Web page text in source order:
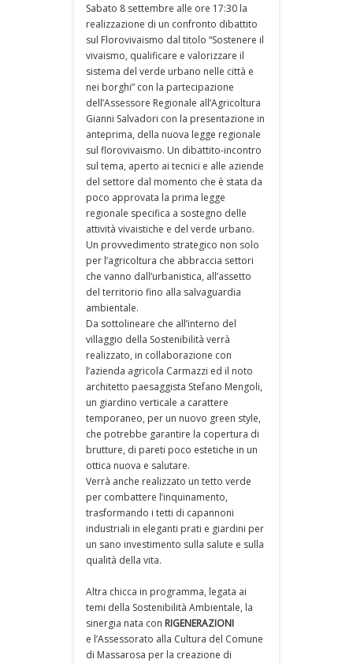
Sabato 8 settembre alle ore 17:30 la
realizzazione di un confronto dibattito
sul Florovivaismo dal titolo “Sostenere il
vivaismo, qualificare e valorizzare il
sistema del verde urbano nelle città e
nei borghi” con la partecipazione
dell’Assessore Regionale all’Agricoltura
Gianni Salvadori con la presentazione in
anteprima, della nuova legge regionale
sul florovivaismo. Un dibattito-incontro
sul tema, aperto ai tecnici e alle aziende
del settore dal momento che è stata da
poco approvata la prima legge
regionale specifica a sostegno delle
attività vivaistiche e del verde urbano.
Un provvedimento strategico non solo
per l’agricoltura che abbraccia settori
che vanno dall’urbanistica, all’assetto
del territorio fino alla salvaguardia
ambientale.
Da sottolineare che all’interno del
villaggio della Sostenibilità verrà
realizzato, in collaborazione con
l’azienda agricola Carmazzi ed il noto
architetto paesaggista Stefano Mengoli,
un giardino verticale a carattere
temporaneo, per un nuovo green style,
che potrebbe garantire la copertura di
brutture, di pareti poco estetiche in un
ottica nuova e salutare.
Verrà anche realizzato un tetto verde
per combattere l’inquinamento,
trasformando i tetti di capannoni
industriali in eleganti prati e giardini per
un sano investimento sulla salute e sulla
qualità della vita.
Altra chicca in programma, legata ai
temi della Sostenibilità Ambientale, la
sinergia nata con RIGENERAZIONI
e l’Assessorato alla Cultura del Comune
di Massarosa per la creazione di